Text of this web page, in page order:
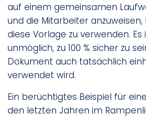
auf einem gemeinsamen
und die Mitarbeiter
diese Vorlage zu verwenden.
unmöglich, zu 100 % sicher zu
Dokument auch tatsächlich
verwendet wird.
Ein berüchtigtes Beispiel für
den letzten Jahren im